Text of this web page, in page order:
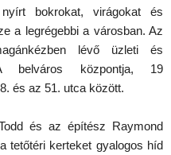
bokrokat, virágokat és
a legrégebbi a városban. Az
lévő üzleti és
belváros központja, 19
és az 51. utca között.
és az építész Raymond
tetőtéri kerteket gyalogos híd